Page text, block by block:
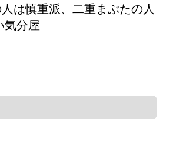
は慎重派、二重まぶたの人
分屋